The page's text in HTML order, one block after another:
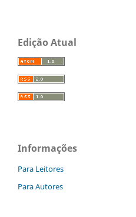
Edição Atual
Informações
Para Leitores
Para Autores